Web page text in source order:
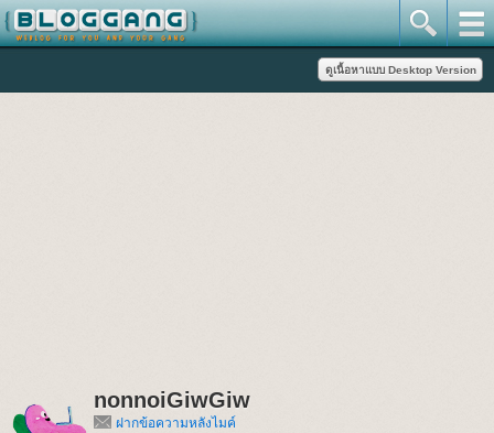
nonnoiGiwGiw
ฝากข้อความหลังไมค์